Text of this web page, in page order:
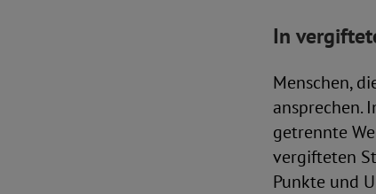
In
Menschen,
ansprechen.
getrennte
vergifteten
Punkte und